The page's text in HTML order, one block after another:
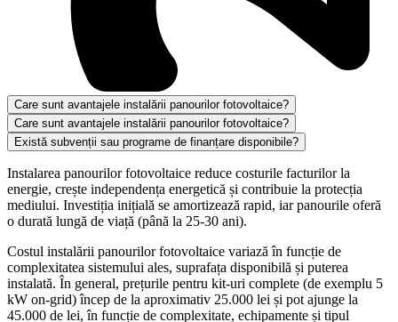
Care sunt avantajele instalării panourilor fotovoltaice?
Care sunt avantajele instalării panourilor fotovoltaice?
Există subvenții sau programe de finanțare disponibile?
Instalarea panourilor fotovoltaice reduce costurile facturilor la
energie, crește independența energetică și contribuie la protecția
mediului. Investiția inițială se amortizează rapid, iar panourile oferă
o durată lungă de viață (până la 25-30 ani).
Costul instalării panourilor fotovoltaice variază în funcție de
complexitatea sistemului ales, suprafața disponibilă și puterea
instalată. În general, prețurile pentru kit-uri complete (de exemplu 5
kW on-grid) încep de la aproximativ 25.000 lei și pot ajunge la
45.000 de lei, în funcție de complexitate, echipamente și tipul